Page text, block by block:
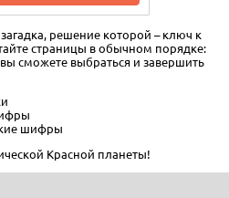
решение которой – ключ к
страницы в обычном порядке:
сможете выбраться и завершить
шифры
Красной планеты!